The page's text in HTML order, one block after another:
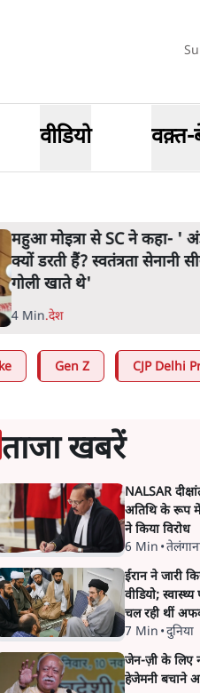
वीडियो वक़्त-
महुआ मोइत्रा से SC ने कहा- '
क्यों डरती हैं? स्वतंत्रता सेनानी
गोली खाते थे'
4 Min.देश
Gen Z CJP Delhi
ताजा खबरें
NALSAR
अतिथि के रूप में
ने किया विरोध
6 Min •
ईरान ने जारी
वीडियो;
चल रही थीं
7 Min •दुनिया
जेन-ज़ी के लिए
हेजेमनी बचाने